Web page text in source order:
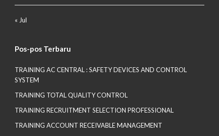
« Jul
Pos-pos Terbaru
TRAINING AC CENTRAL : SAFETY DEVICES AND CONTROL
SYSTEM
TRAINING TOTAL QUALITY CONTROL
TRAINING RECRUITMENT SELECTION PROFESSIONAL
TRAINING ACCOUNT RECEIVABLE MANAGEMENT